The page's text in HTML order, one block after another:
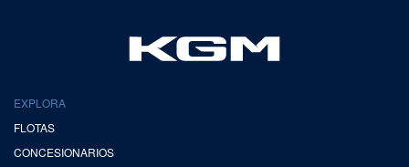
EXPLORA
FLOTAS
CONCESIONARIOS